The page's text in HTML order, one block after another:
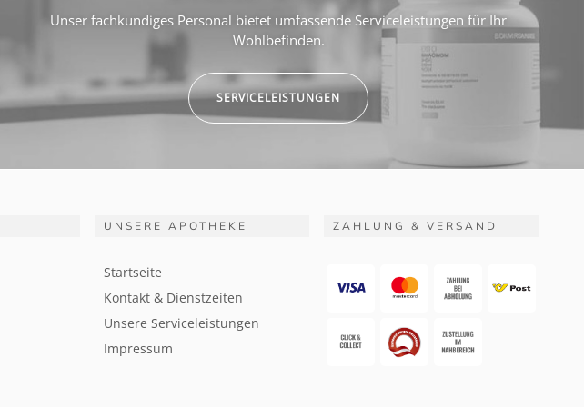
Unser fachkundiges Personal bietet umfassende Serviceleistungen für Ihr
Wohlbefinden.
SERVICELEISTUNGEN
UNSERE APOTHEKE
Startseite
Kontakt & Dienstzeiten
Unsere Serviceleistungen
Impressum
ZAHLUNG & VERSAND